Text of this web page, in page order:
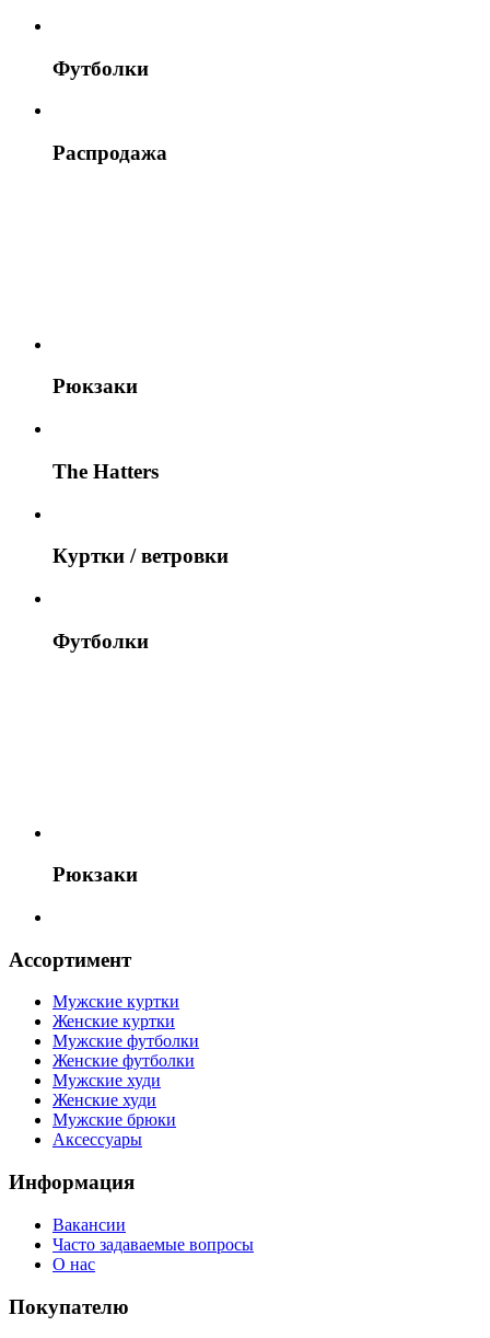
Футболки
Распродажа
Рюкзаки
The Hatters
Куртки / ветровки
Футболки
Рюкзаки
Ассортимент
Мужские куртки
Женские куртки
Мужские футболки
Женские футболки
Мужские худи
Женские худи
Мужские брюки
Аксессуары
Информация
Вакансии
Часто задаваемые вопросы
О нас
Покупателю